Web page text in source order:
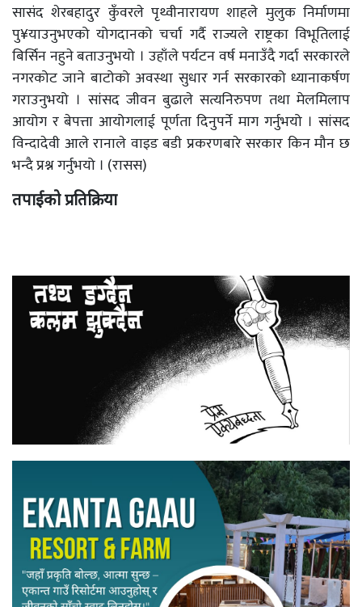
सासंद शेरबहादुर कुँवरले पृथ्वीनारायण शाहले मुलुक निर्माणमा
पु¥याउनुभएको योगदानको चर्चा गर्दै राज्यले राष्ट्रका विभूतिलाई
बिर्सिन नहुने बताउनुभयो । उहाँले पर्यटन वर्ष मनाउँदै गर्दा सरकारले
नगरकोट जाने बाटोको अवस्था सुधार गर्न सरकारको ध्यानाकर्षण
गराउनुभयो । सांसद जीवन बुढाले सत्यनिरुपण तथा मेलमिलाप
आयोग र बेपत्ता आयोगलाई पूर्णता दिनुपर्ने माग गर्नुभयो । सांसद
विन्दादेवी आले रानाले वाइड बडी प्रकरणबारे सरकार किन मौन छ
भन्दै प्रश्न गर्नुभयो । (रासस)
तपाईको प्रतिक्रिया